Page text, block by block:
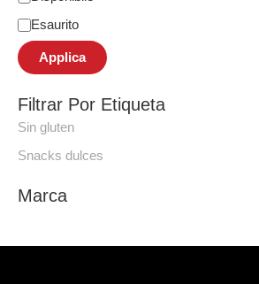
Esaurito
Applica
Filtrar Por Etiqueta
Sin gluten
Snacks dulces
Marca